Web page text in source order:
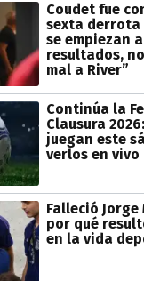
Coudet fue
sexta derrota
se empiezan
resultados,
mal a River”
Continúa la
Clausura
juegan este
verlos en vivo
Falleció Jorge
por qué
en la vida